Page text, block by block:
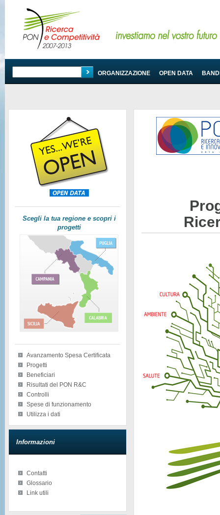
PROGRAMMA ORGANIZZAZIONE OPEN DATA
Scegli la tua regione e scopri i
progetti
Avanzamento Spesa Certificata
Progetti
Beneficiari
Risultati del PON R&C
Controlli
Spese di funzionamento
Utilizza i dati
Informazioni
Contatti
Glossario
Link utili